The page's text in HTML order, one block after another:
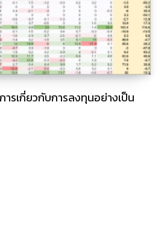
ารเกี่ยวกับการลงทุนอย่างเป็น